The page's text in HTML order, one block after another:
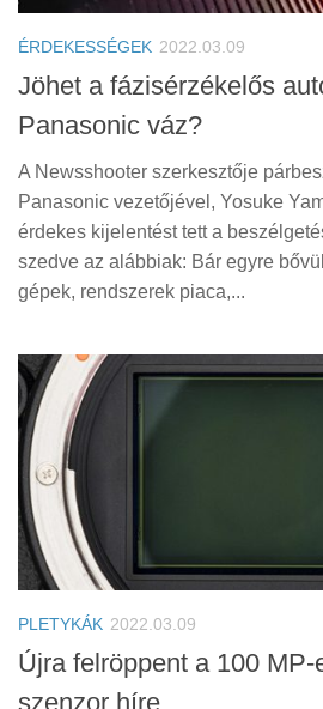
Érdekességek
Helyszíni Riport
E-BB
ÉRDEKESSÉGEK 2022.03.09
Jöhet a fázisérzékelős
Panasonic váz?
A Newsshooter szerkesztője
Panasonic vezetőjével, Yosuke
érdekes kijelentést tett a
szedve az alábbiak: Bár egyre
gépek, rendszerek piaca,...
PLETYKÁK 2022.03.09
Újra felröppent a 100
szenzor híre